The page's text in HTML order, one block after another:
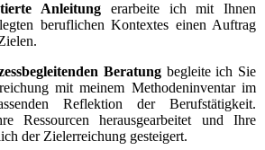
Anleitung erarbeite ich mit Ihnen
beruflichen Kontextes einen Auftrag
Beratungbegleite ich Sie
mit meinem Methodeninventar im
Reflektion der Berufstätigkeit.
Ressourcen herausgearbeitet und Ihre
der Zielerreichung gesteigert.